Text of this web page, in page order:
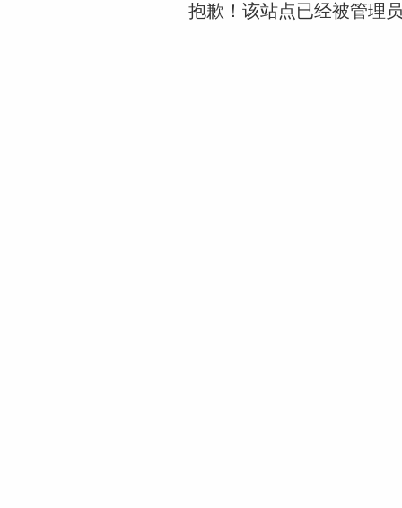
抱歉！该站点已经被管理